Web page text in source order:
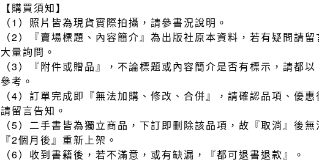
【購買須知】
（1）照片皆為現貨實際拍攝，請參書況說明。
（2）『賣場標題、內容簡介』為出版社原本資料，若有疑問請
大量詢問。
（3）『附件或贈品』，不論標題或內容簡介是否有標示，請都
參考。
（4）訂單完成即『無法加購、修改、合併』，請確認品項、優
請留言告知。
（5）二手書皆為獨立商品，下訂即刪除該品項，故『取消』後
『2個月後』重新上架。
（6）收到書籍後，若不滿意，或有缺漏，『都可退書退款』。